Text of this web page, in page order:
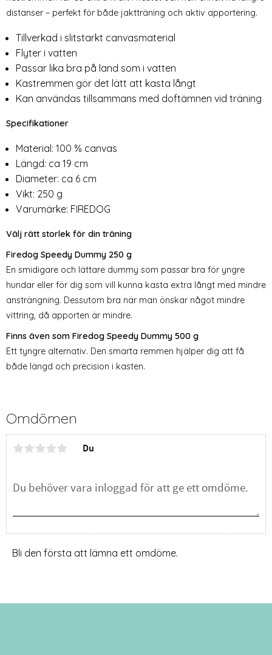
distanser – perfekt för både jaktträning och aktiv apportering.
Tillverkad i slitstarkt canvasmaterial
Flyter i vatten
Passar lika bra på land som i vatten
Kastremmen gör det lätt att kasta långt
Kan användas tillsammans med doftämnen vid träning
Specifikationer
Material: 100 % canvas
Längd: ca 19 cm
Diameter: ca 6 cm
Vikt: 250 g
Varumärke: FIREDOG
Välj rätt storlek för din träning
Firedog Speedy Dummy 250 g
En smidigare och lättare dummy som passar bra för yngre
hundar eller för dig som vill kunna kasta extra långt med mindre
ansträngning. Dessutom bra när man önskar något mindre
vittring, då apporten är mindre.
Finns även som Firedog Speedy Dummy 500 g
Ett tyngre alternativ. Den smarta remmen hjälper dig att få
både längd och precision i kasten.
Omdömen
Du
Bli den första att lämna ett omdöme.